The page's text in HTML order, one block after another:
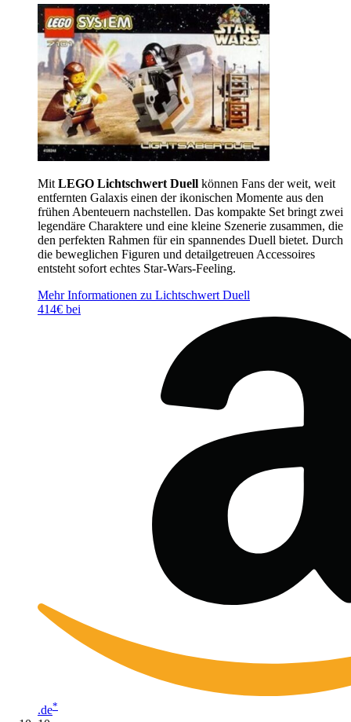
Mit LEGO Lichtschwert Duell können Fans der weit, weit
entfernten Galaxis einen der ikonischen Momente aus den
frühen Abenteuern nachstellen. Das kompakte Set bringt zwei
legendäre Charaktere und eine kleine Szenerie zusammen, die
den perfekten Rahmen für ein spannendes Duell bietet. Durch
die beweglichen Figuren und detailgetreuen Accessoires
entsteht sofort echtes Star-Wars-Feeling.
Mehr Informationen zu Lichtschwert Duell
414€ bei
.de*